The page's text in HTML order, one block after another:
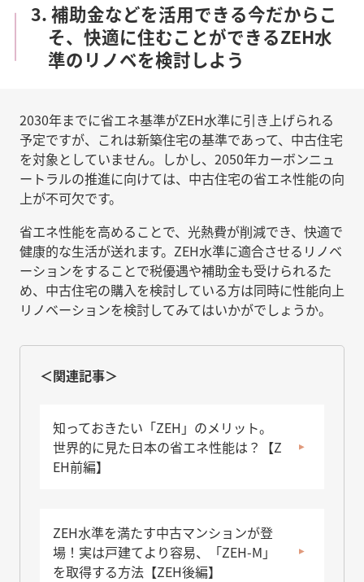
3. 補助金などを活用できる今だからこ
そ、快適に住むことができるZEH水
準のリノベを検討しよう
2030年までに省エネ基準がZEH水準に引き上げられる
予定ですが、これは新築住宅の基準であって、中古住宅
を対象としていません。しかし、2050年カーボンニュ
ートラルの推進に向けては、中古住宅の省エネ性能の向
上が不可欠です。
省エネ性能を高めることで、光熱費が削減でき、快適で
健康的な生活が送れます。ZEH水準に適合させるリノベ
ーションをすることで税優遇や補助金も受けられるた
め、中古住宅の購入を検討している方は同時に性能向上
リノベーションを検討してみてはいかがでしょうか。
＜関連記事＞
知っておきたい「ZEH」のメリット。
世界的に見た日本の省エネ性能は？【Z
EH前編】
ZEH水準を満たす中古マンションが登
場！実は戸建てより容易、「ZEH-M」
を取得する方法【ZEH後編】